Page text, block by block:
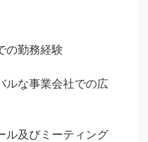
の勤務経験
ルな事業会社での広
ル及びミーティング